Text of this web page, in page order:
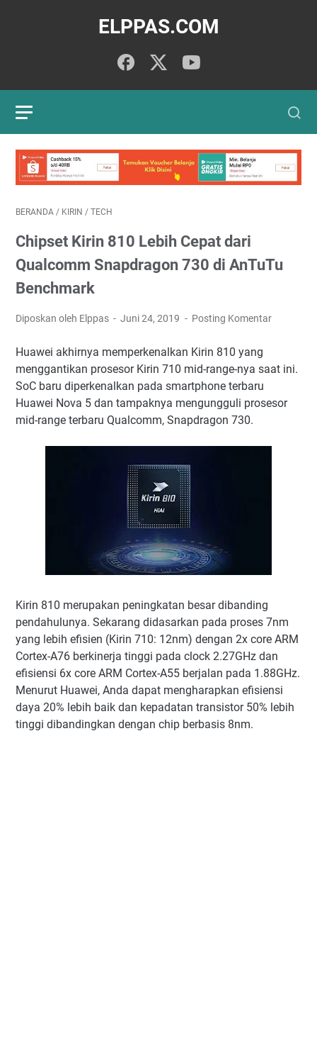
ELPPAS.COM
BERANDA / KIRIN / TECH
Chipset Kirin 810 Lebih Cepat dari
Qualcomm Snapdragon 730 di AnTuTu
Benchmark
Diposkan oleh Elppas Juni 24, 2019 Posting Komentar
Huawei akhirnya memperkenalkan Kirin 810 yang
menggantikan prosesor Kirin 710 mid-range-nya saat ini.
SoC baru diperkenalkan pada smartphone terbaru
Huawei Nova 5 dan tampaknya mengungguli prosesor
mid-range terbaru Qualcomm, Snapdragon 730.
Kirin 810 merupakan peningkatan besar dibanding
pendahulunya. Sekarang didasarkan pada proses 7nm
yang lebih efisien (Kirin 710: 12nm) dengan 2x core ARM
Cortex-A76 berkinerja tinggi pada clock 2.27GHz dan
efisiensi 6x core ARM Cortex-A55 berjalan pada 1.88GHz.
Menurut Huawei, Anda dapat mengharapkan efisiensi
daya 20% lebih baik dan kepadatan transistor 50% lebih
tinggi dibandingkan dengan chip berbasis 8nm.